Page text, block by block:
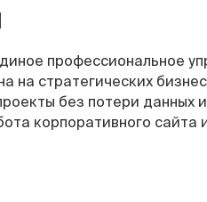
профессиональное
на стратегических
без потери данных
корпоративного сайта